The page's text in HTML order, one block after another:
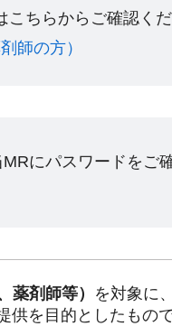
ちらからご確認くだ
師の方）​
にパスワードをご
薬剤師等） を対象に
を目的としたもの